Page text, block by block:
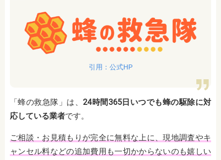
引用：公式HP
「蜂の救急隊」は、24時間365日いつでも蜂の駆除に対
応している業者です。
ご相談・お見積もりが完全に無料な上に、現地調査やキ
ャンセル料などの追加費用も一切かからないのも嬉しい